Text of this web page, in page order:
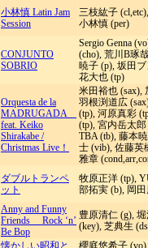
小林慎 Latin Jam
Session
三枝紘子
小林慎 (per)
CONJUNTO
SOBRIO
Sergio Genna
(cho), 荒川B琢
暁子 (p), 坂田
花大也 (tp)
Orquesta de la
MADRUGADA
feat. Keiko
Shirakabe /
Christmas Live！
米田裕也 (sax),
羽根渕道広
(tp), 河原真彩
(tp), 宮内岳太
TBA (tb), 藤本
士 (vib), 佐藤英
雅章
ダブルトランペ
ット
牧原正洋 (tp),
部拓実 (b), 岡
Anny and Funny
Friends Rock ‘n’
Be Bop
豊原清仁 (g),
(key), 芝典生